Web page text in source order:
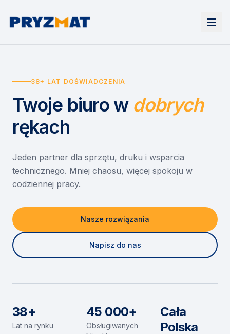
Urządzenia
Drukarki i urządzenia wielofunkcyjne
Etykiety i identyfikacja
Skanery i obieg dokumentów
Monitory interaktywne
Niszczarki dokumentów
Wynajem drukarek
Wynajem urządzeń biurowych
Asystent druku
EZD RP
Misja szkoła
Serwis
O nas
Kontakt
38+ LAT DOŚWIADCZENIA
Twoje biuro w dobrych
rękach
Jeden partner dla sprzętu, druku i wsparcia
technicznego. Mniej chaosu, więcej spokoju w
codziennej pracy.
Nasze rozwiązania
Napisz do nas
38+
Lat na rynku
45 000+
Obsługiwanych
Cała
Polska